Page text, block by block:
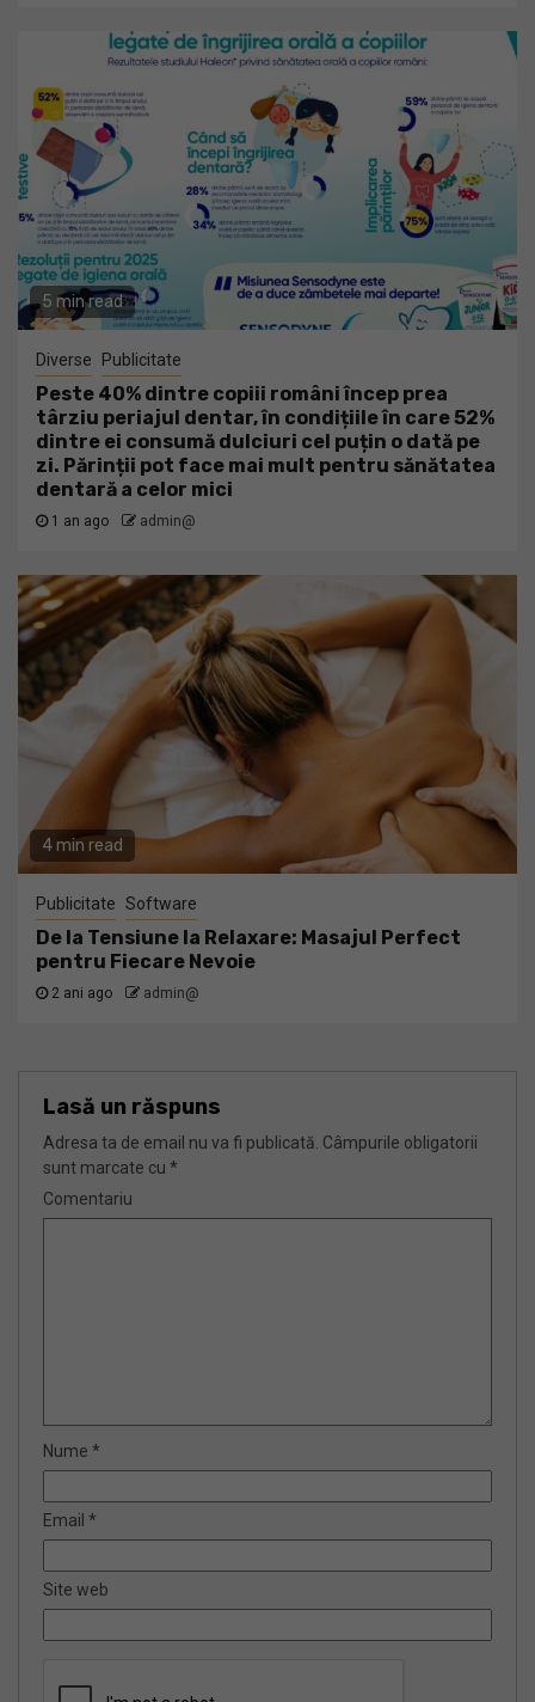
5 min read
Diverse Publicitate
Peste 40% dintre copiii români încep prea
târziu periajul dentar, în condițiile în care 52%
dintre ei consumă dulciuri cel puțin o dată pe
zi. Părinții pot face mai mult pentru sănătatea
dentară a celor mici
1 an ago admin@
4 min read
Publicitate Software
De la Tensiune la Relaxare: Masajul Perfect
pentru Fiecare Nevoie
2 ani ago admin@
Lasă un răspuns
Adresa ta de email nu va fi publicată. Câmpurile obligatorii
sunt marcate cu *
Comentariu
Nume *
Email *
Site web